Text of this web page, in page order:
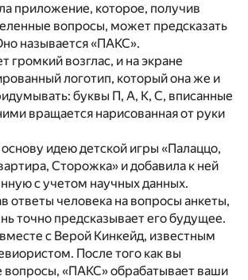
приложение, которое, получив
вопросы, может предсказать
называется «ПАКС».
громкий возглас, и на экране
логотип, который она же и
буквы П, А, К, С, вписанные
вращается нарисованная от руки
идею детской игры «Палаццо,
Сторожка» и добавила к ней
с учетом научных данных.
ответы человека на вопросы анкеты,
точно предсказывает его будущее.
с Верой Кинкейд, известным
После того как вы
вопросы, «ПАКС» обрабатывает ваши